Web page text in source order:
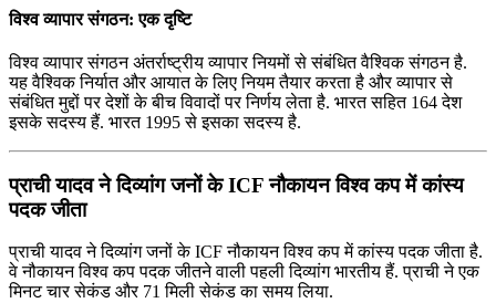
विश्व व्यापार संगठन: एक दृष्टि
विश्व व्यापार संगठन अंतर्राष्ट्रीय व्यापार नियमों से संबंधित वैश्विक संगठन है.
यह वैश्विक निर्यात और आयात के लिए नियम तैयार करता है और व्यापार से
संबंधित मुद्दों पर देशों के बीच विवादों पर निर्णय लेता है. भारत सहित 164 देश
इसके सदस्य हैं. भारत 1995 से इसका सदस्य है.
प्राची यादव ने दिव्यांग जनों के ICF नौकायन विश्व कप में कांस्य
पदक जीता
प्राची यादव ने दिव्यांग जनों के ICF नौकायन विश्व कप में कांस्य पदक जीता है.
वे नौकायन विश्व कप पदक जीतने वाली पहली दिव्यांग भारतीय हैं. प्राची ने एक
मिनट चार सेकंड और 71 मिली सेकंड का समय लिया.